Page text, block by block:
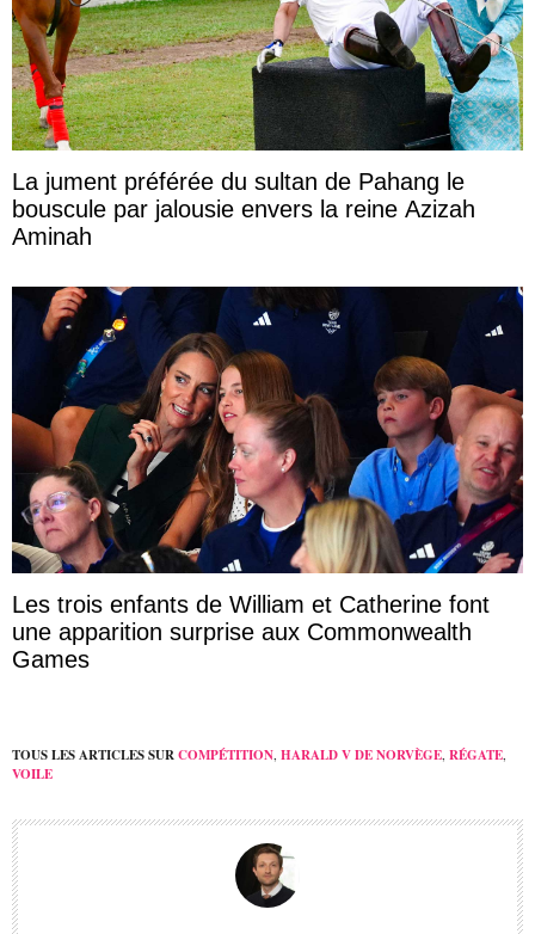
La jument préférée du sultan de Pahang le
bouscule par jalousie envers la reine Azizah
Aminah
Les trois enfants de William et Catherine font
une apparition surprise aux Commonwealth
Games
TOUS LES ARTICLES SURCOMPÉTITION, HARALD V DE NORVÈGE, RÉGATE,
VOILE